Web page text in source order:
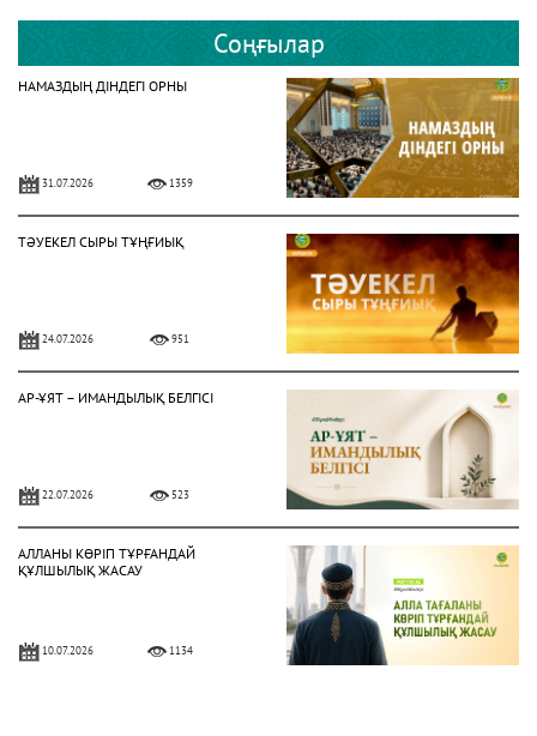
Соңғылар
НАМАЗДЫҢ ДІНДЕГІ ОРНЫ
31.07.2026 1359
ТӘУЕКЕЛ СЫРЫ ТҰҢҒИЫҚ
24.07.2026 951
АР-ҰЯТ – ИМАНДЫЛЫҚ БЕЛГІСІ
22.07.2026 523
АЛЛАНЫ КӨРІП ТҰРҒАНДАЙ
ҚҰЛШЫЛЫҚ ЖАСАУ
10.07.2026 1134